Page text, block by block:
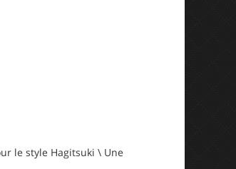
le style Hagitsuki \ Une